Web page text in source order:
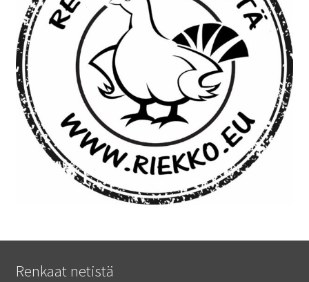
Renkaat netistä